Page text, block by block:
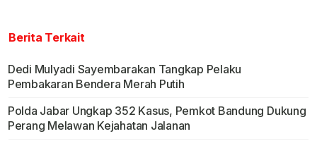
Berita Terkait
Dedi Mulyadi Sayembarakan Tangkap Pelaku
Pembakaran Bendera Merah Putih
Polda Jabar Ungkap 352 Kasus, Pemkot Bandung Dukung
Perang Melawan Kejahatan Jalanan